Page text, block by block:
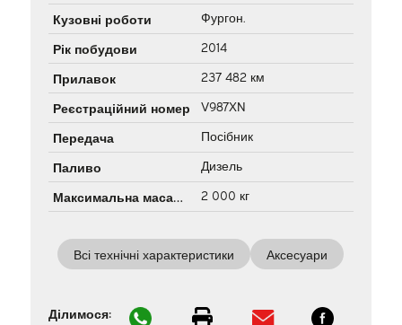
ЕКСПОРТ ТІЛЬКИ 20”
LMV/ Airco/ PDC/ Фаркоп
Кузовні роботи
Фургон.
Рік побудови
2014
Прилавок
237 482 км
Реєстраційний номер
V987XN
Передача
Посібник
Паливо
Дизель
Максимальна маса
2 000 кг
Всі технічні характеристики Аксесуари
Ділимося: